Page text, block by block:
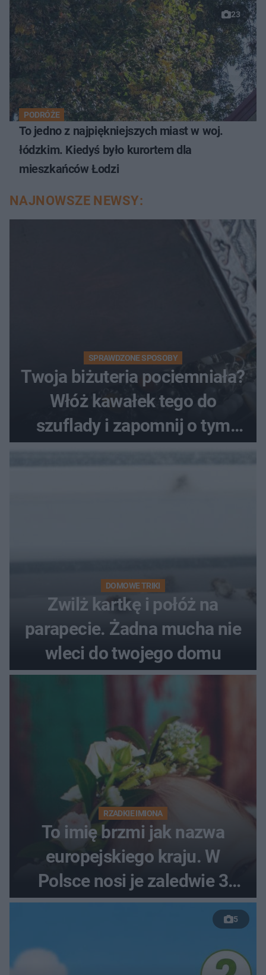
23
PODRÓŻE
To jedno z najpiękniejszych miast w woj.
łódzkim. Kiedyś było kurortem dla
mieszkańców Łodzi
NAJNOWSZE NEWSY:
SPRAWDZONE SPOSOBY
Twoja biżuteria pociemniała?
Włóż kawałek tego do
szuflady i zapomnij o tym
DOMOWE TRIKI
Zwilż kartkę i połóż na
parapecie. Żadna mucha nie
wleci do twojego domu
RZADKIE IMIONA
To imię brzmi jak nazwa
europejskiego kraju. W
Polsce nosi je zaledwie 3
kobiety
5